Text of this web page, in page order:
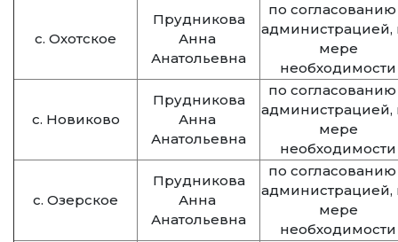
с. Охотское
Прудникова
Анна
Анатольевна
по согласованию
администрацией,
мере
необходимости
с. Новиково
Прудникова
Анна
Анатольевна
по согласованию
администрацией,
мере
необходимости
с. Озерское
Прудникова
Анна
Анатольевна
по согласованию
администрацией,
мере
необходимости